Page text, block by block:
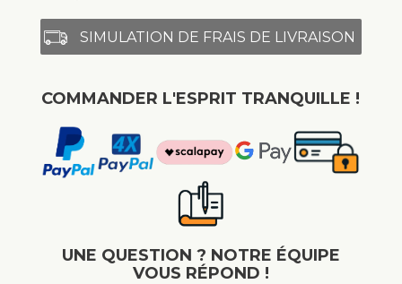
SIMULATION DE FRAIS DE LIVRAISON
COMMANDER L'ESPRIT TRANQUILLE !
UNE QUESTION ? NOTRE ÉQUIPE
VOUS RÉPOND !